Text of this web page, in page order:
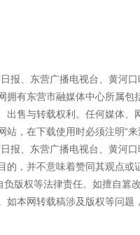
报、东营广播电视台、黄河
有东营市融媒体中心所属
售与转载权利。任何媒体
，在下载使用时必须注明“
报、东营广播电视台、黄河
，并不意味着赞同其观点或
版权等法律责任。如擅自篡
本网转载稿涉及版权等问题